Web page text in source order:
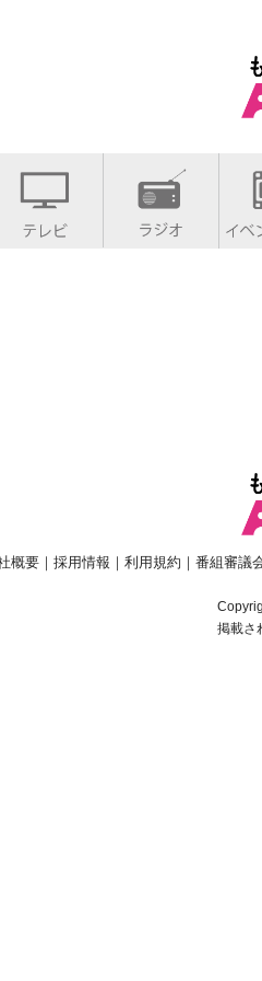
概要｜ 採用情報 ｜ 利用規約 ｜ 番組審議
掲載さ